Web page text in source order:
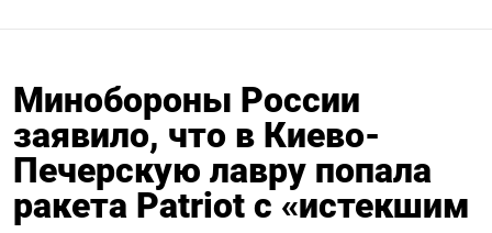
Минобороны России
заявило, что в Киево-
Печерскую лавру попала
ракета Patriot с «истекшим